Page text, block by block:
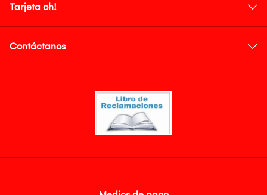
Tarjeta oh!
Contáctanos